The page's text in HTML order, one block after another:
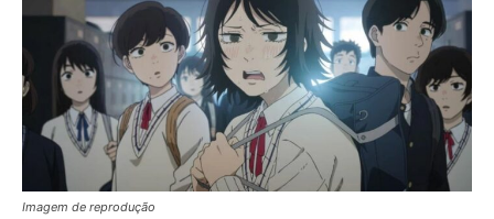
Imagem de reprodução